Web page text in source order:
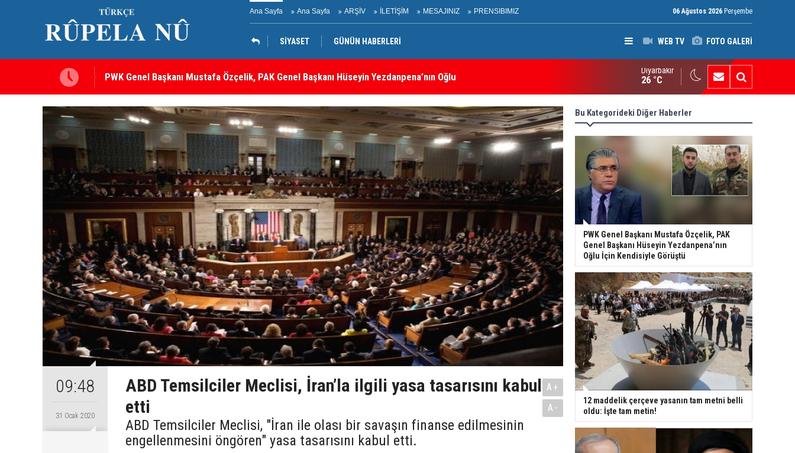
Ana Sayfa Ana Sayfa ARŞİV İLETİŞİM MESAJINIZ PRENSIBIMIZ 06 Ağustos 2026 Perşembe
WEB TV FOTO GALERİ
SİYASET GÜNÜN HABERLERİ
Oğlu İçin Kendisiyle 12 maddelik çerçeve yasanın tam metni belli oldu: İşte tam metin! İran’da Pezeşkiyan gerilimi: Hamaney’den istifa uyarısı
Diyarbakır
26 °C
09:48
31 Ocak 2020
ABD Temsilciler Meclisi, İran’la ilgili yasa tasarısını kabul
etti
ABD Temsilciler Meclisi, "İran ile olası bir savaşın finanse edilmesinin
engellenmesini öngören" yasa tasarısını kabul etti.
A+
A-
Bu Kategorideki Diğer Haberler
PWK Genel Başkanı Mustafa Özçelik, PAK
Genel Başkanı Hüseyin Yezdanpena’nın
Oğlu İçin Kendisiyle Görüştü
12 maddelik çerçeve yasanın tam metni belli
oldu: İşte tam metin!